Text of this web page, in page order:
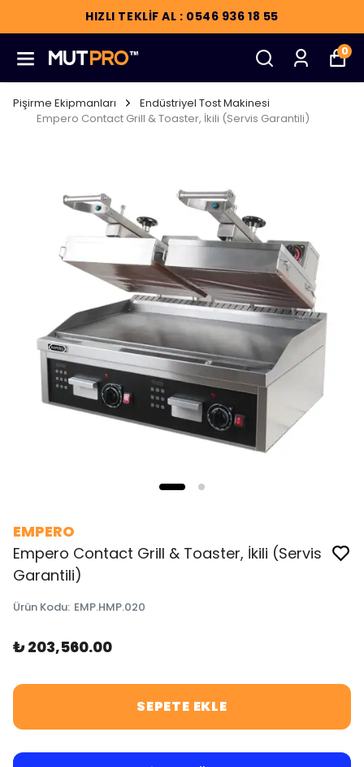
HIZLI TEKLİF AL : 0546 936 18 55
0
Pişirme Ekipmanları
Endüstriyel Tost Makinesi
Empero Contact Grill & Toaster, İkili (Servis Garantili)
EMPERO
Empero Contact Grill & Toaster, İkili (Servis
Garantili)
Ürün Kodu: EMP.HMP.020
₺ 203,560.00
SEPETE EKLE